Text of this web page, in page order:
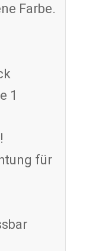
Farbe.
1
für